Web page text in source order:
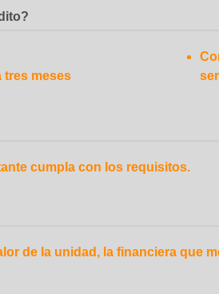
tres meses
cumpla con los requisitos.
de la unidad, la financiera